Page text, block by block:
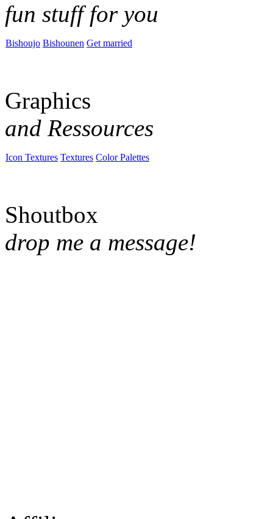
fun stuff for you
Bishoujo Bishounen Get married
Graphics
and Ressources
Icon Textures Textures Color Palettes
Shoutbox
drop me a message!